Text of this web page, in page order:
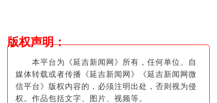
版权声明：
本平台为《延吉新闻网》所有，任何单位、自
媒体转载或者传播《延吉新闻网》《延吉新闻网微
信平台》版权内容的，必须注明出处，否则视为侵
权。作品包括文字、图片 、视频等。